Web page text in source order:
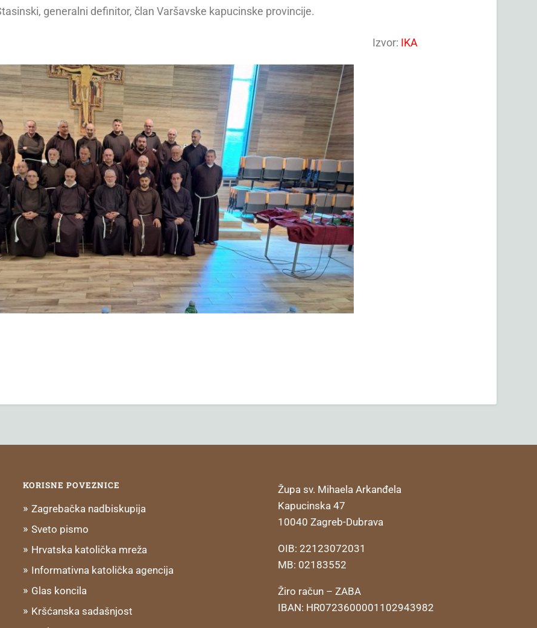
generalni definitor, član Varšavske kapucinske provincije.
Izvor: IKA
KORISNE POVEZNICE
Zagrebačka nadbiskupija
Sveto pismo
Hrvatska katolička mreža
Informativna katolička agencija
Glas koncila
Kršćanska sadašnjost
Župa sv. Mihaela Arkanđela
Kapucinska 47
10040 Zagreb-Dubrava
OIB: 22123072031
MB: 02183552
Žiro račun – ZABA
IBAN: HR0723600001102943982